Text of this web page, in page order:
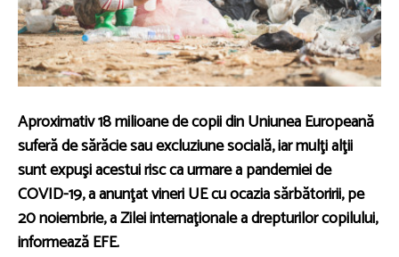
Aproximativ 18 milioane de copii din Uniunea Europeană
suferă de sărăcie sau excluziune socială, iar mulţi alţii
sunt expuşi acestui risc ca urmare a pandemiei de
COVID-19, a anunţat vineri UE cu ocazia sărbătoririi, pe
20 noiembrie, a Zilei internaţionale a drepturilor copilului,
informează EFE.